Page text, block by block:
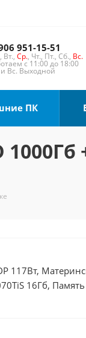
951-15-51
Вт., Ср., Чт., Пт., Сб., Вс.
с 11:00 до 18:00
Вс. Выходной
ПК
1000Гб
117Вт,
16Гб,